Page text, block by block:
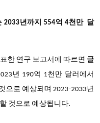
2033년까지 554억 4천만 달
표한 연구 보고서에 따르면 글
년 190억 1천만 달러에서
으로 예상되며 2023-2033년
것으로 예상됩니다.